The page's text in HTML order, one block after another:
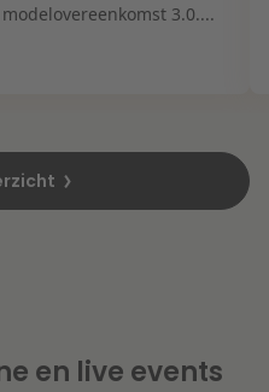
3.0....
en live events